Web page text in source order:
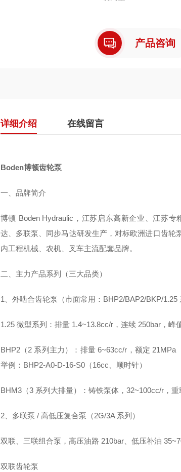
产品咨询
详细介绍 在线留言
Boden博顿齿轮泵
一、品牌简介
博顿 Boden Hydraulic，江苏启东高新企业、江苏
达、多联泵、同步马达研发生产，对标欧洲进口齿
内工程机械、农机、叉车主流配套品牌。
二、主力产品系列（三大品类）
1、外啮合齿轮泵（市面常用：BHP2/BAP2/BKP/1.25
1.25 微型系列：排量 1.4~13.8cc/r，连续 250bar，
BHP2（2 系列主力）：排量 6~63cc/r，额定
举例：BHP2-A0-D-16-S0（16cc、顺时针）
BHM3（3 系列大排量）：铸铁泵体，32~100cc/r，
2、多联泵 / 高低压复合泵（2G/3A 系列）
双联、三联组合泵，高压油路 210bar、低压补油
双联齿轮泵